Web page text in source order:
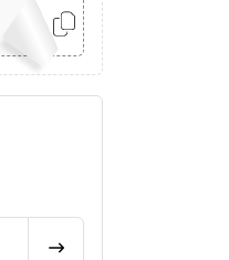
CALCULAR FRETE